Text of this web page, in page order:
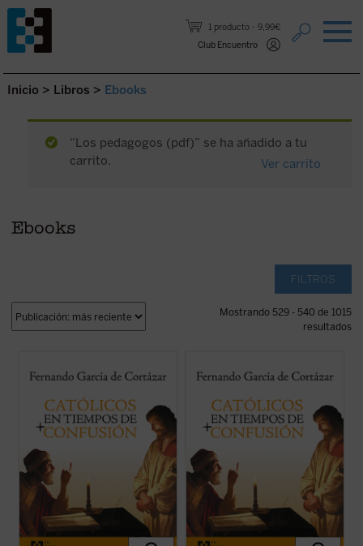
1 producto
9,99€
Club Encuentro
Saltar al contenido.
Inicio > Libros > Ebooks
“Los pedagogos (pdf)” se ha añadido a tu
carrito.
Ver carrito
Ebooks
FILTROS
Mostrando 529 - 540 de 1015
resultados
tiempos de confusión, el nuevo libro de
tradición cristiana vuelva a ser la
referencia que nos defina, de tal ...(ver
ficha)
tiempos de confusión, el nuevo libro de
tradición cristiana vuelva a ser la
referencia que nos defina, de tal ...(ver
ficha)